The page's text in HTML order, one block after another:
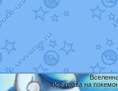
Все права на